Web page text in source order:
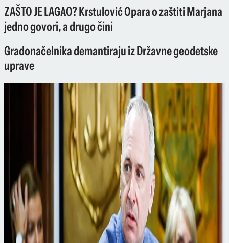
ZAŠTO JE LAGAO? Krstulović Opara o zaštiti Marjana
jedno govori, a drugo čini
Gradonačelnika demantiraju iz Državne geodetske
uprave